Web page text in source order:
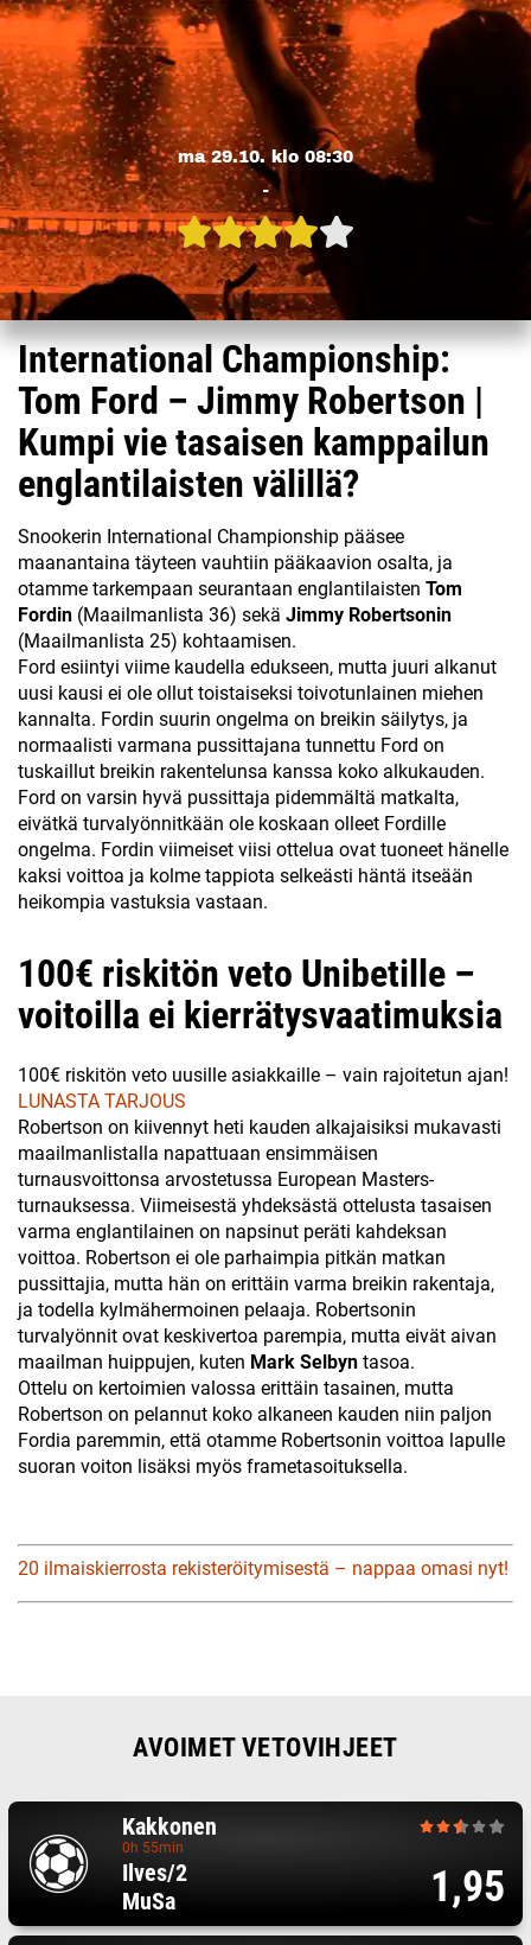
ma 29.10. klo 08:30
-
International Championship:
Tom Ford – Jimmy Robertson |
Kumpi vie tasaisen kamppailun
englantilaisten välillä?
Snookerin International Championship pääsee
maanantaina täyteen vauhtiin pääkaavion osalta, ja
otamme tarkempaan seurantaan englantilaisten Tom
Fordin (Maailmanlista 36) sekä Jimmy Robertsonin
(Maailmanlista 25) kohtaamisen.
Ford esiintyi viime kaudella edukseen, mutta juuri alkanut
uusi kausi ei ole ollut toistaiseksi toivotunlainen miehen
kannalta. Fordin suurin ongelma on breikin säilytys, ja
normaalisti varmana pussittajana tunnettu Ford on
tuskaillut breikin rakentelunsa kanssa koko alkukauden.
Ford on varsin hyvä pussittaja pidemmältä matkalta,
eivätkä turvalyönnitkään ole koskaan olleet Fordille
ongelma. Fordin viimeiset viisi ottelua ovat tuoneet hänelle
kaksi voittoa ja kolme tappiota selkeästi häntä itseään
heikompia vastuksia vastaan.
100€ riskitön veto Unibetille –
voitoilla ei kierrätysvaatimuksia
100€ riskitön veto uusille asiakkaille – vain rajoitetun ajan!
LUNASTA TARJOUS
Robertson on kiivennyt heti kauden alkajaisiksi mukavasti
maailmanlistalla napattuaan ensimmäisen
turnausvoittonsa arvostetussa European Masters-
turnauksessa. Viimeisestä yhdeksästä ottelusta tasaisen
varma englantilainen on napsinut peräti kahdeksan
voittoa. Robertson ei ole parhaimpia pitkän matkan
pussittajia, mutta hän on erittäin varma breikin rakentaja,
ja todella kylmähermoinen pelaaja. Robertsonin
turvalyönnit ovat keskivertoa parempia, mutta eivät aivan
maailman huippujen, kuten Mark Selbyn tasoa.
Ottelu on kertoimien valossa erittäin tasainen, mutta
Robertson on pelannut koko alkaneen kauden niin paljon
Fordia paremmin, että otamme Robertsonin voittoa lapulle
suoran voiton lisäksi myös frametasoituksella.
20 ilmaiskierrosta rekisteröitymisestä – nappaa omasi nyt!
AVOIMET VETOVIHJEET
Kakkonen
0h 55min
Ilves/2
MuSa
1,95